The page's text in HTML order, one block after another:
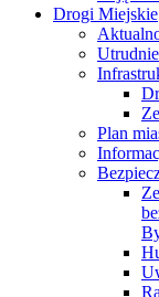
Drogi Miejskie
Plan